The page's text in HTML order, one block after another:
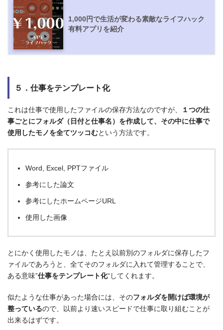
1,000円で生活が変わる素敵なライフハック
有料アプリを紹介
５．仕事をテンプレート化
これは仕事で使用したファイルの保存方法なのですが、
１つの仕
事ごとにフォルダ（日付と仕事名）を作成して、その中に仕事で
使用したモノを全てツッコむという方法です。
Word, Excel, PPTファイル
参考にした論文
参考にしたホームページURL
使用した画像
とにかく使用したモノは、たとえ以前別のフォルダに保存したフ
ァイルであろうと、全てそのフォルダに入れて管理することで、
ある意味”仕事をテンプレート化“してくれます。
似たような仕事があった場合には、そのフォルダを開けば環境が
整っているので、以前より速いスピードで仕事に取り組むことが
出来るはずです。